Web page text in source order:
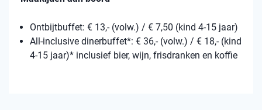
Ontbijtbuffet: € 13,- (volw.) / € 7,50 (kind 4-15 jaar)
All-inclusive dinerbuffet*: € 36,- (volw.) / € 18,- (kind
4-15 jaar)* inclusief bier, wijn, frisdranken en koffie